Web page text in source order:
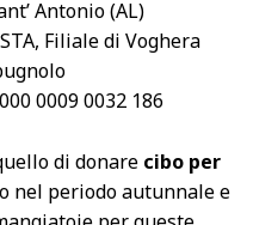
Antonio (AL)
Filiale di Voghera
0009 0032 186
di donare cibo per
nel periodo autunnale e